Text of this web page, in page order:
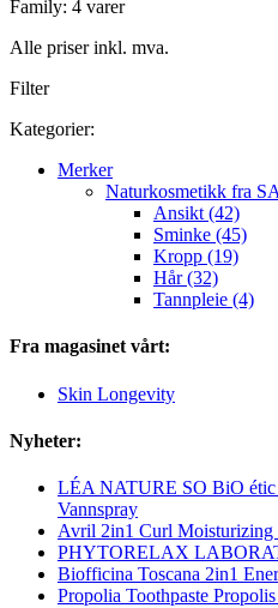
Family: 4 varer
Alle priser inkl. mva.
Filter
Kategorier:
Merker
Naturkosmetikk fra
Ansikt (42)
Sminke (45)
Kropp (19)
Hår (32)
Tannpleie (4)
Fra magasinet vårt:
Skin Longevity
Nyheter:
LÉA NATURE SO BiO
Vannspray
Avril 2in1 Curl Moisturizing
PHYTORELAX
Biofficina Toscana 2in1
Propolia Toothpaste